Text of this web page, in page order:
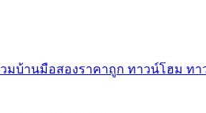
มบ้านมือสองราคาถูก ทาวน์โฮม ท